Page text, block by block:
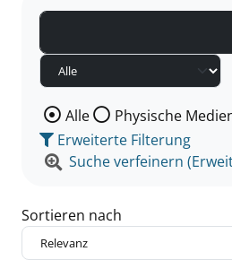
Wählen Sie die Medienart
Alle Physische
Erweiterte Filterung
Suche verfeinern
Sortieren nach